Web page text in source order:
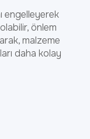
engelleyerek
önlem
malzeme
daha kolay